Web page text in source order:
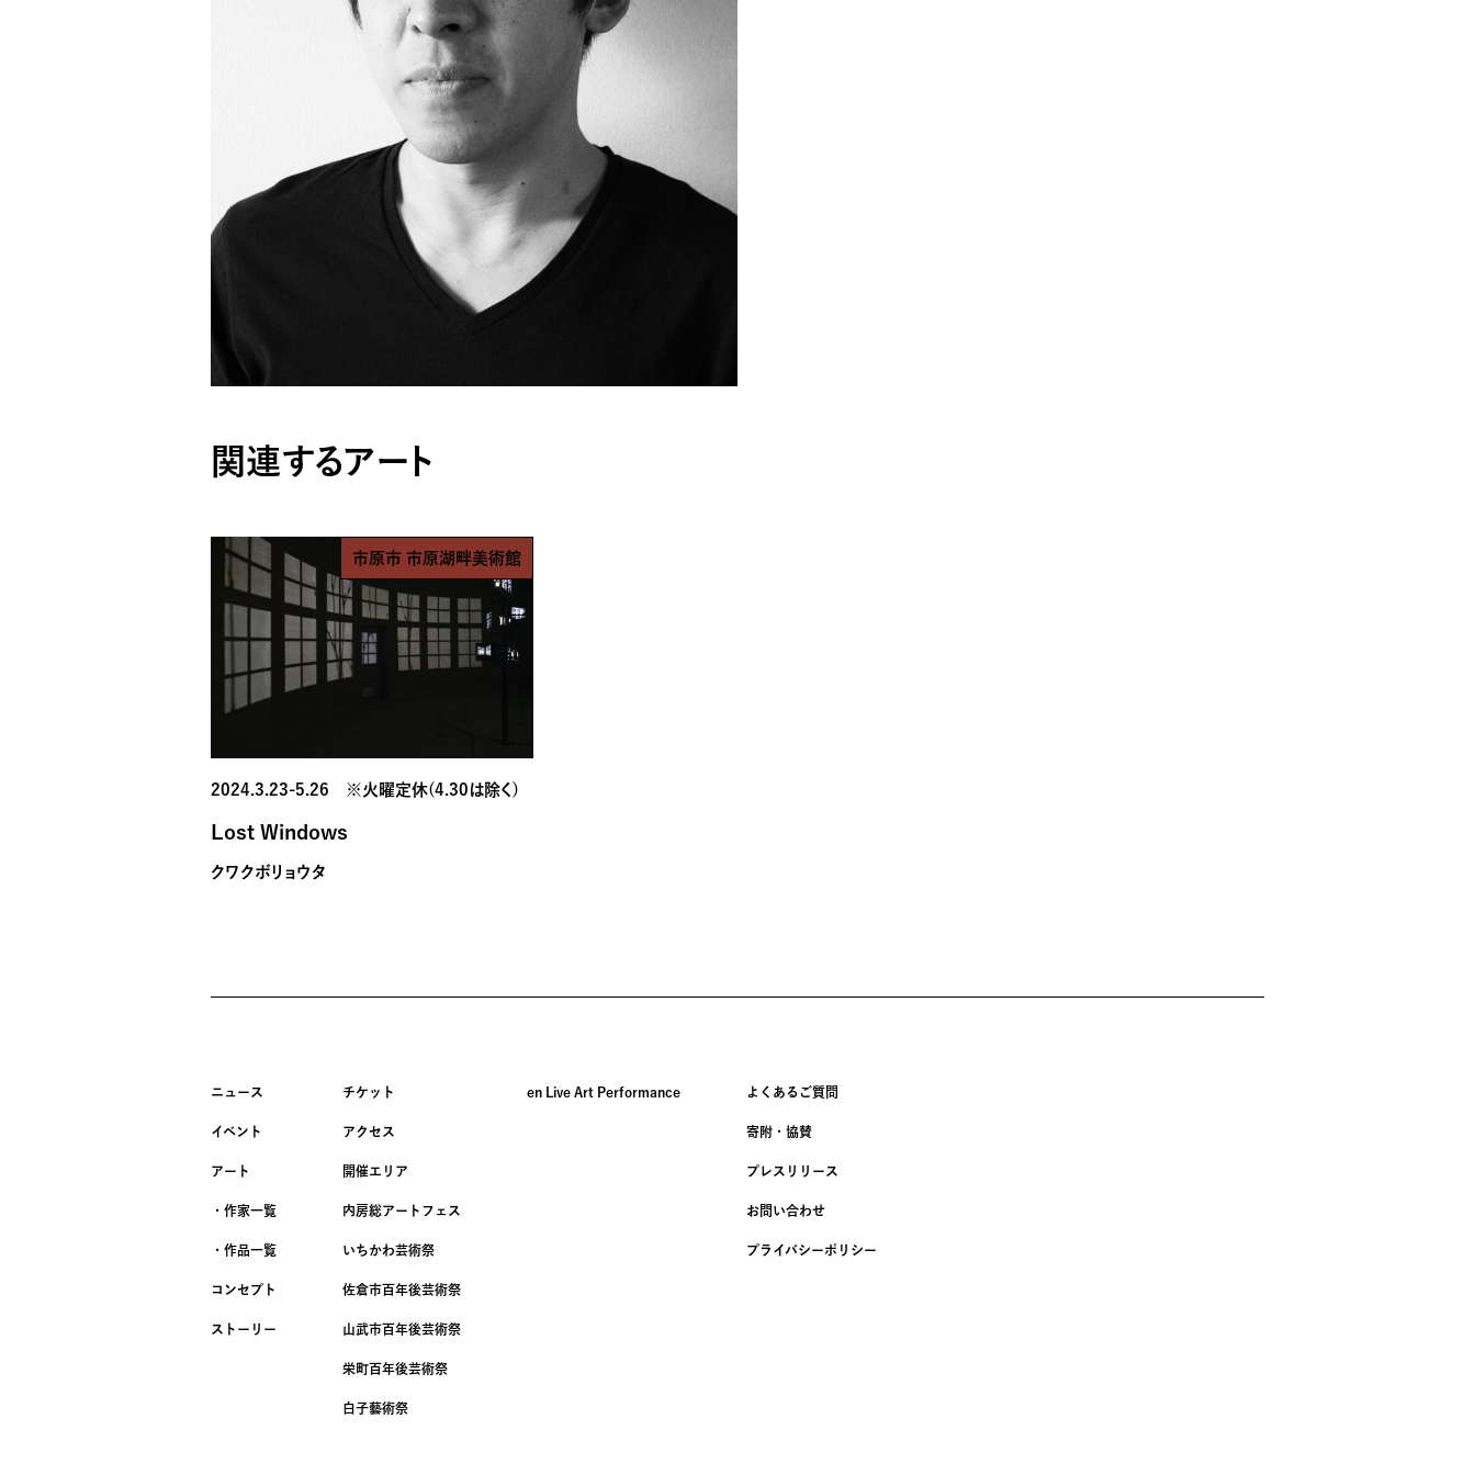
関連するアート
市原市 市原湖畔美術館
2024.3.23-5.26 ※火曜定休(4.30は除く)
Lost Windows
クワクボリョウタ
ニュース
イベント
アート
・作家一覧
・作品一覧
コンセプト
ストーリー
チケット
アクセス
開催エリア
内房総アートフェス
いちかわ芸術祭
佐倉市百年後芸術祭
山武市百年後芸術祭
栄町百年後芸術祭
白子藝術祭
en Live Art Performance よくあるご質問
寄附・協賛
プレスリリース
お問い合わせ
プライバシーポリシー